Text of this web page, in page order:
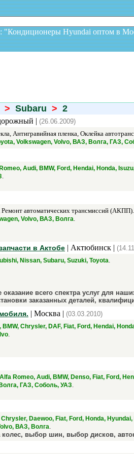
"Кондиционеры Hyundai оптом в
> Subaru > 2
| (26.06.2009)
Антигравийная пленка, Оклейка
Volkswagen, Volvo, ВАЗ, Волга, ГАЗ,
Audi, BMW, Ford, Hendai, Honda,
.
автоматических трансмиссий
Volvo, ВАЗ, Волга.
в Актобе | Актюбинск |
Nissan, Subaru, Suzuki, Toyota.
всего спектра услуг для
заказанных деталей,
| Москва | (03.03.2010)
Chrysler, DAF, Fiat, Ford, Hendai,
.
Romeo, Audi, BMW, Denso, Fiat, Ford,
ГАЗ, Соболь, УАЗ.
Daewoo, Fiat, Ford, Honda,
ВАЗ, Волга.
выбор шин, выбор дисков,